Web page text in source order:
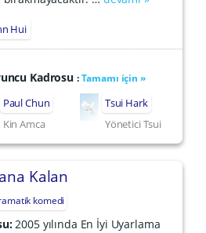
Hui
Kadrosu :Tamamı için »
Paul Chun
Kin Amca
Tsui Hark
Yönetici Tsui
Kalan
komedi
2005 yılında En İyi Uyarlama